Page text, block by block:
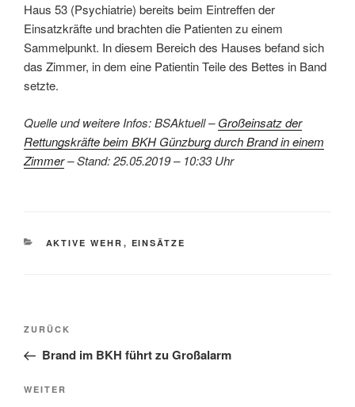
Haus 53 (Psychiatrie) bereits beim Eintreffen der
Einsatzkräfte und brachten die Patienten zu einem
Sammelpunkt. In diesem Bereich des Hauses befand sich
das Zimmer, in dem eine Patientin Teile des Bettes in Band
setzte.
Quelle und weitere Infos: BSAktuell –Großeinsatz der
Rettungskräfte beim BKH Günzburg durch Brand in einem
Zimmer– Stand: 25.05.2019 – 10:33 Uhr
KATEGORIEN
AKTIVE WEHR , EINSÄTZE
Beitragsnavigation
Vorheriger
Beitrag
ZURÜCK
Brand im BKH führt zu Großalarm
Nächster
WEITER